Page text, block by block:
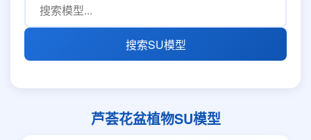
搜索SU模型
芦荟花盆植物SU模型